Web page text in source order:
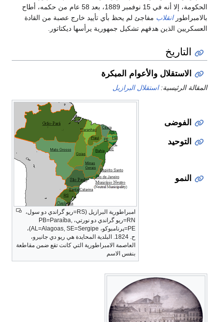
الحكومة، إلا أنه في 15 نوفمبر 1889، بعد 58 عام من حكمه، أطاح
بالامبراطورانقلاب مفاجئ لم يحظ بأي تأييد خارج عصبة من القادة
العسكريين الذين هدفهم تشكيل جمهورية يرأسها ديكتاتور.
التاريخ
الاستقلال والأعوام المبكرة
المقالة الرئيسية:استقلال البرازيل
امبراطورية البرازيل (RS=ريو گراندي دو سول،
RN=ريو گراندي دو نورتي، PB=Paraíba,
PE=پرنامبوكو، AL=Alagoas, SE=Sergipe)،
ح. 1824. البلدية المحايدة هي ريو دي جانيرو،
العاصمة الامبراطورية التي كانت تقع ضمن مقاطعة
بنفس الاسم
الفوضى
التوحيد
النمو